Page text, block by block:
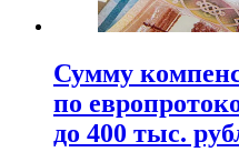
Сумму
по
до 400 тыс.